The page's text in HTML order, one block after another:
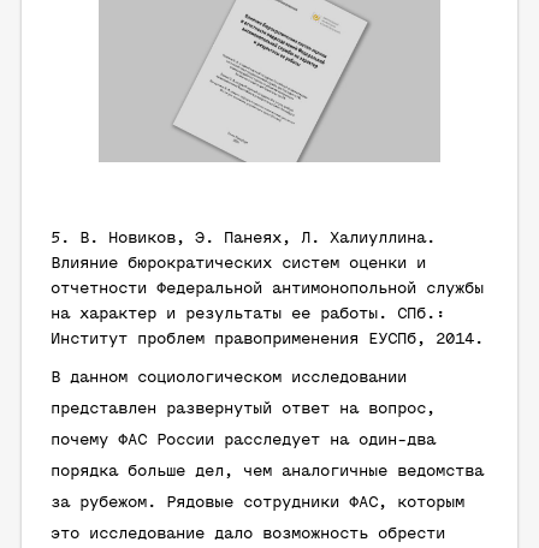
5. В. Новиков, Э. Панеях, Л. Халиуллина.
Влияние бюрократических систем оценки и
отчетности Федеральной антимонопольной службы
на характер и результаты ее работы. СПб.:
Институт проблем правоприменения ЕУСПб, 2014.
В данном социологическом исследовании
представлен развернутый ответ на вопрос,
почему ФАС России расследует на один-два
порядка больше дел, чем аналогичные ведомства
за рубежом. Рядовые сотрудники ФАС, которым
это исследование дало возможность обрести